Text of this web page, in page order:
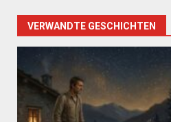
VERWANDTE GESCHICHTEN